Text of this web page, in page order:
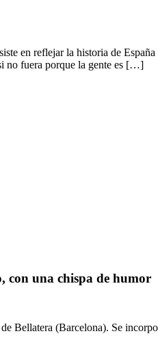
en reflejar la historia de
no fuera porque la gente es […]
con una chispa de humor
Bellatera (Barcelona). Se